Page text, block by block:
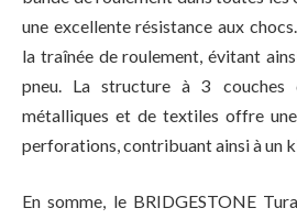
une excellente résistance aux
la traînée de roulement, évitant
pneu. La structure à 3 couches
métalliques et de textiles offre
perforations, contribuant ainsi à un
En somme, le BRIDGESTONE